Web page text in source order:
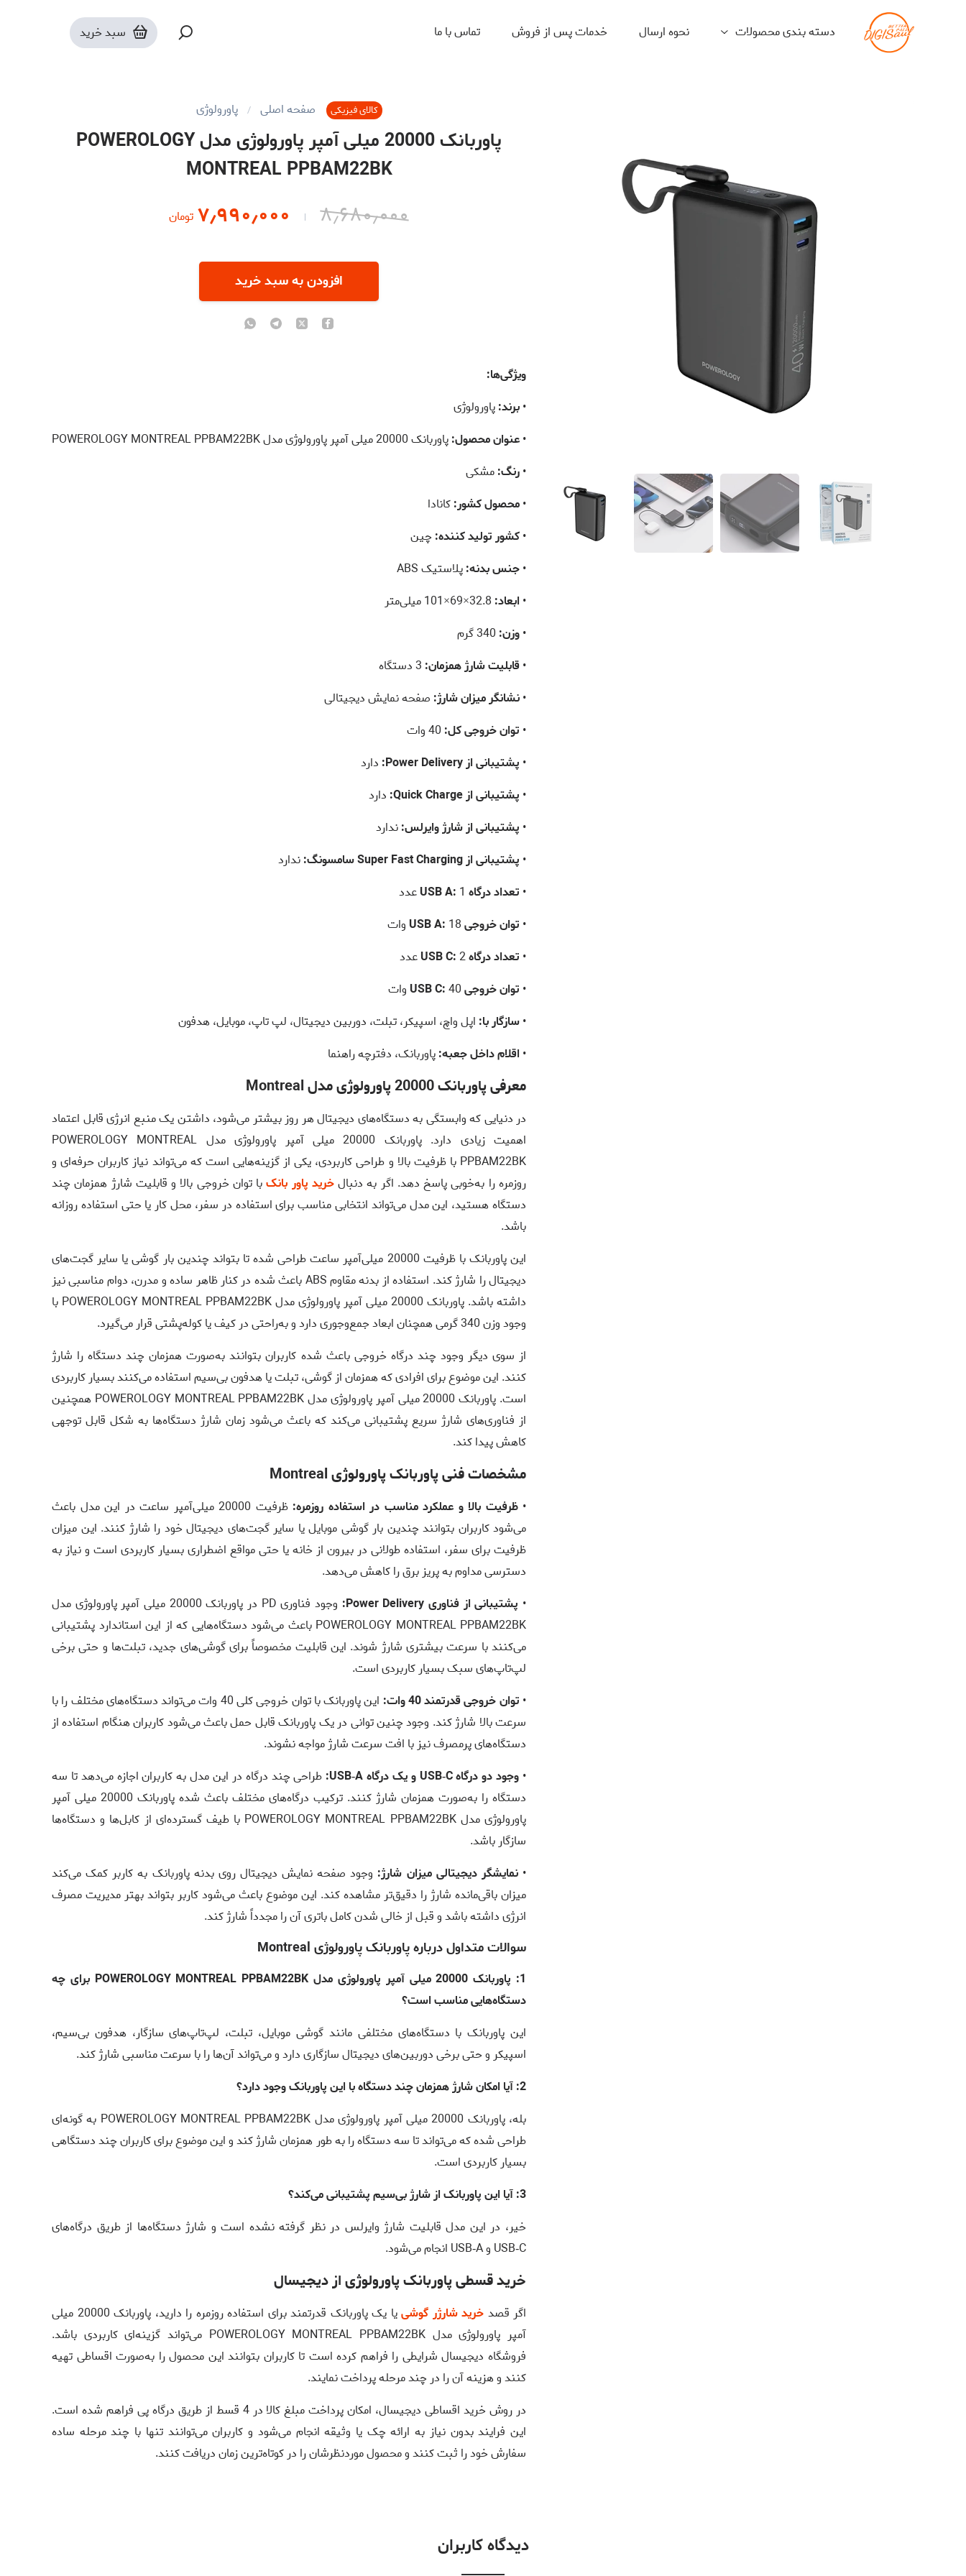
دسته بندی محصولات نحوه ارسال خدمات پس از فروش تماس با ما سبد خرید
کالای فیزیکی صفحه اصلی پاورولوژی
پاوربانک 20000 میلی آمپر پاورولوژی مدل POWEROLOGY
MONTREAL PPBAM22BK
۸٫۶۸۰٫۰۰۰ ۷٫۹۹۰٫۰۰۰ تومان
افزودن به سبد خرید
ویژگی‌ها:
•برند:پاورولوژی
•عنوان محصول:پاوربانک 20000 میلی آمپر پاورولوژی مدل POWEROLOGY MONTREAL PPBAM22BK
•رنگ:مشکی
•محصول کشور:کانادا
•کشور تولید کننده: چین
•جنس بدنه:پلاستیک ABS
• ابعاد:
•وزن:
•قابلیت شارژ همزمان:
•نشانگر میزان شارژ: صفحه نمایش دیجیتالی
• توان خروجی کل:
• پشتیبانی از Power Delivery:
دارد
• پشتیبانی از Quick Charge:
دارد
• پشتیبانی از شارژ وایرلس:ندارد
• پشتیبانی از Super Fast Charging سامسونگ:
ندارد
• تعداد درگاه USB A: 1 عدد
• توان خروجی USB A:18 وات
• تعداد درگاه USB C:2 عدد
• توان خروجی USB C:40 وات
•سازگار با: اپل واچ، اسپیکر، تبلت، دوربین دیجیتال، لپ تاپ، موبایل، هدفون
• اقلام داخل جعبه:پاوربانک، دفترچه راهنما
معرفی پاوربانک 20000 پاورولوژی مدل Montreal
در دنیایی که وابستگی به دستگاه‌های دیجیتال هر روز بیشتر می‌شود، داشتن یک منبع انرژی قابل اعتماد
اهمیت زیادی دارد. پاوربانک 20000 میلی آمپر پاورولوژی مدل POWEROLOGY MONTREAL
PPBAM22BK با ظرفیت بالا و طراحی کاربردی، یکی از گزینه‌هایی است که می‌تواند نیاز کاربران حرفه‌ای و
روزمره را به‌خوبی پاسخ دهد. اگر به دنبالخرید پاور بانکبا توان خروجی بالا و قابلیت شارژ همزمان چند
دستگاه هستید، این مدل می‌تواند انتخابی مناسب برای استفاده در سفر، محل کار یا حتی استفاده روزانه
باشد.
این پاوربانک با ظرفیت 20000 میلی‌آمپر ساعت طراحی شده تا بتواند چندین بار گوشی یا سایر گجت‌های
دیجیتال را شارژ کند. استفاده از بدنه مقاوم ABS باعث شده در کنار ظاهر ساده و مدرن، دوام مناسبی نیز
داشته باشد. پاوربانک 20000 میلی آمپر پاورولوژی مدل POWEROLOGY MONTREAL PPBAM22BK با
وجود وزن 340 گرمی همچنان ابعاد جمع‌وجوری دارد و به‌راحتی در کیف یا کوله‌پشتی قرار می‌گیرد.
از سوی دیگر وجود چند درگاه خروجی باعث شده کاربران بتوانند به‌صورت همزمان چند دستگاه را شارژ
کنند. این موضوع برای افرادی که همزمان از گوشی، تبلت یا هدفون بی‌سیم استفاده می‌کنند بسیار کاربردی
است. پاوربانک 20000 میلی آمپر پاورولوژی مدل POWEROLOGY MONTREAL PPBAM22BK همچنین
از فناوری‌های شارژ سریع پشتیبانی می‌کند که باعث می‌شود زمان شارژ دستگاه‌ها به شکل قابل توجهی
کاهش پیدا کند.
مشخصات فنی پاوربانک پاورولوژی Montreal
•ظرفیت بالا و عملکرد مناسب در استفاده روزمره:
ظرفیت 20000 میلی‌آمپر ساعت در این مدل باعث
می‌شود کاربران بتوانند چندین بار گوشی موبایل یا سایر گجت‌های دیجیتال خود را شارژ کنند. این میزان
ظرفیت برای سفر، استفاده طولانی در بیرون از خانه یا حتی مواقع اضطراری بسیار کاربردی است و نیاز به
دسترسی مداوم به پریز برق را کاهش می‌دهد.
• پشتیبانی از فناوری Power Delivery:
وجود فناوری PD در پاوربانک 20000 میلی آمپر پاورولوژی مدل
POWEROLOGY MONTREAL PPBAM22BK باعث می‌شود دستگاه‌هایی که از این استاندارد پشتیبانی
می‌کنند با سرعت بیشتری شارژ شوند. این قابلیت مخصوصاً برای گوشی‌های جدید، تبلت‌ها و حتی برخی
لپ‌تاپ‌های سبک بسیار کاربردی است.
• توان خروجی قدرتمند 40 وات:
این پاوربانک با توان خروجی کلی 40 وات می‌تواند دستگاه‌های مختلف را با
سرعت بالا شارژ کند. وجود چنین توانی در یک پاوربانک قابل حمل باعث می‌شود کاربران هنگام استفاده از
دستگاه‌های پرمصرف نیز با افت سرعت شارژ مواجه نشوند.
• وجود دو درگاه USB‑C و یک درگاه USB‑A:
طراحی چند درگاه در این مدل به کاربران اجازه می‌دهد تا سه
دستگاه را به‌صورت همزمان شارژ کنند. ترکیب درگاه‌های مختلف باعث شده پاوربانک 20000 میلی آمپر
پاورولوژی مدل POWEROLOGY MONTREAL PPBAM22BK با طیف گسترده‌ای از کابل‌ها و دستگاه‌ها
سازگار باشد.
•نمایشگر دیجیتالی میزان شارژ: وجود صفحه نمایش دیجیتال روی بدنه پاوربانک به کاربر کمک می‌کند
میزان باقی‌مانده شارژ را دقیق‌تر مشاهده کند. این موضوع باعث می‌شود کاربر بتواند بهتر مدیریت مصرف
انرژی داشته باشد و قبل از خالی شدن کامل باتری آن را مجدداً شارژ کند.
سوالات متداول درباره پاوربانک پاورولوژی Montreal
1: پاوربانک 20000 میلی آمپر پاورولوژی مدل POWEROLOGY MONTREAL PPBAM22BK برای چه
دستگاه‌هایی مناسب است؟
این پاوربانک با دستگاه‌های مختلفی مانند گوشی موبایل، تبلت، لپ‌تاپ‌های سازگار، هدفون بی‌سیم،
اسپیکر و حتی برخی دوربین‌های دیجیتال سازگاری دارد و می‌تواند آن‌ها را با سرعت مناسبی شارژ کند.
2: آیا امکان شارژ همزمان چند دستگاه با این پاوربانک وجود دارد؟
بله، پاوربانک 20000 میلی آمپر پاورولوژی مدل POWEROLOGY MONTREAL PPBAM22BK به گونه‌ای
طراحی شده که می‌تواند تا سه دستگاه را به طور همزمان شارژ کند و این موضوع برای کاربران چند دستگاهی
بسیار کاربردی است.
3: آیا این پاوربانک از شارژ بی‌سیم پشتیبانی می‌کند؟
خیر، در این مدل قابلیت شارژ وایرلس در نظر گرفته نشده است و شارژ دستگاه‌ها از طریق درگاه‌های
USB‑C و USB‑A انجام می‌شود.
خرید قسطی پاوربانک پاورولوژی از دیجیسال
اگر قصد خرید شارژر گوشی
یا یک پاوربانک قدرتمند برای استفاده روزمره را دارید، پاوربانک 20000 میلی
آمپر پاورولوژی مدل POWEROLOGY MONTREAL PPBAM22BK می‌تواند گزینه‌ای کاربردی باشد.
فروشگاه دیجیسال شرایطی را فراهم کرده است تا کاربران بتوانند این محصول را به‌صورت اقساطی تهیه
کنند و هزینه آن را در چند مرحله پرداخت نمایند.
در روش خرید اقساطی دیجیسال، امکان پرداخت مبلغ کالا در 4 قسط از طریق درگاه پی فراهم شده است.
این فرایند بدون نیاز به ارائه چک یا وثیقه انجام می‌شود و کاربران می‌توانند تنها با چند مرحله ساده
سفارش خود را ثبت کنند و محصول موردنظرشان را در کوتاه‌ترین زمان دریافت کنند.
دیدگاه کاربران